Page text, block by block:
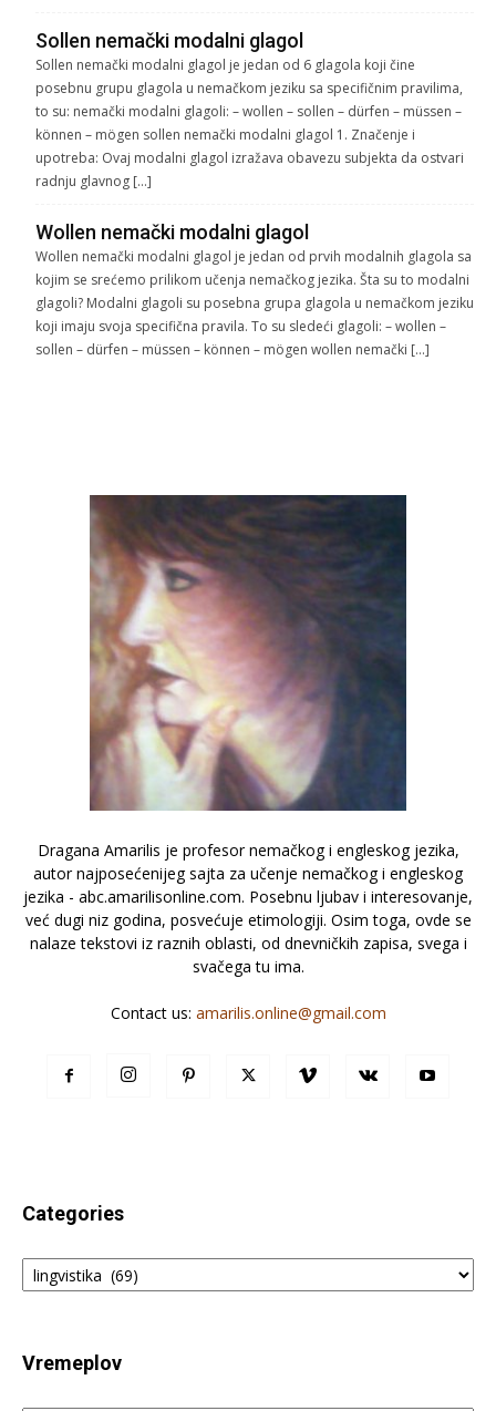
Sollen nemački modalni glagol
Sollen nemački modalni glagol je jedan od 6 glagola koji čine
posebnu grupu glagola u nemačkom jeziku sa specifičnim pravilima,
to su: nemački modalni glagoli: – wollen – sollen – dürfen – müssen –
können – mögen sollen nemački modalni glagol 1. Značenje i
upotreba: Ovaj modalni glagol izražava obavezu subjekta da ostvari
radnju glavnog […]
Wollen nemački modalni glagol
Wollen nemački modalni glagol je jedan od prvih modalnih glagola sa
kojim se srećemo prilikom učenja nemačkog jezika. Šta su to modalni
glagoli? Modalni glagoli su posebna grupa glagola u nemačkom jeziku
koji imaju svoja specifična pravila. To su sledeći glagoli: – wollen –
sollen – dürfen – müssen – können – mögen wollen nemački […]
Dragana Amarilis je profesor nemačkog i engleskog jezika,
autor najposećenijeg sajta za učenje nemačkog i engleskog
jezika - abc.amarilisonline.com. Posebnu ljubav i interesovanje,
već dugi niz godina, posvećuje etimologiji. Osim toga, ovde se
nalaze tekstovi iz raznih oblasti, od dnevničkih zapisa, svega i
svačega tu ima.
Contact us: amarilis.online@gmail.com
Categories
Categories
Vremeplov
Vremeplov